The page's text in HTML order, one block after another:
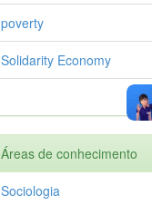
poverty
Solidarity Economy
Áreas de conhecimento
Sociologia